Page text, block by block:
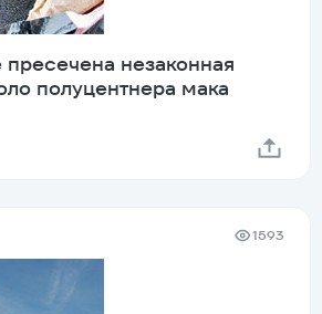
незаконная
полуцентнера мака
1593